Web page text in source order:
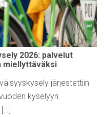
2026: palvelut
miellyttäväksi
järjestettiin
kyselyyn